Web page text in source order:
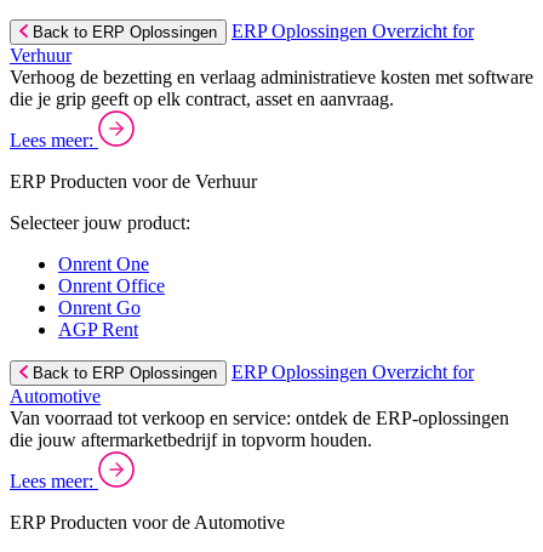
Back to ERP Oplossingen
ERP Oplossingen Overzicht for
Verhuur
Verhoog de bezetting en verlaag administratieve kosten met software
die je grip geeft op elk contract, asset en aanvraag.
Lees meer:
ERP Producten voor de Verhuur
Selecteer jouw product:
Onrent One
Onrent Office
Onrent Go
AGP Rent
Back to ERP Oplossingen
ERP Oplossingen Overzicht for
Automotive
Van voorraad tot verkoop en service: ontdek de ERP-oplossingen
die jouw aftermarketbedrijf in topvorm houden.
Lees meer:
ERP Producten voor de Automotive